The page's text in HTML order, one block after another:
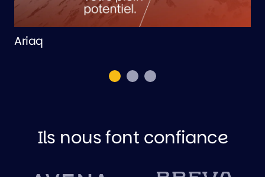
Ariaq
Ils nous font confiance